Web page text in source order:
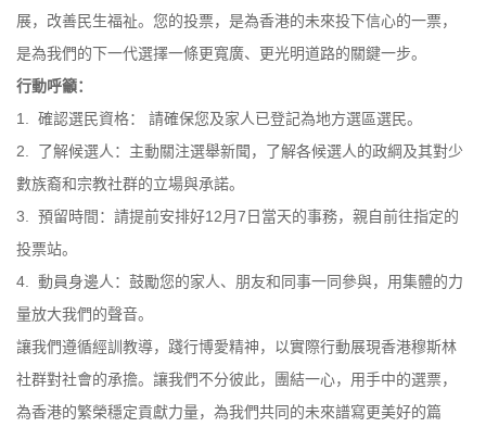
展，改善民生福祉。您的投票，是為香港的未來投下信心的一票，
是為我們的下一代選擇一條更寬廣、更光明道路的關鍵一步。
行動呼籲：
1. 確認選民資格： 請確保您及家人已登記為地方選區選民。
2. 了解候選人：主動關注選舉新聞，了解各候選人的政綱及其對少
數族裔和宗教社群的立場與承諾。
3. 預留時間：請提前安排好12月7日當天的事務，親自前往指定的
投票站。
4. 動員身邊人：鼓勵您的家人、朋友和同事一同參與，用集體的力
量放大我們的聲音。
讓我們遵循經訓教導，踐行博愛精神，以實際行動展現香港穆斯林
社群對社會的承擔。讓我們不分彼此，團結一心，用手中的選票，
為香港的繁榮穩定貢獻力量，為我們共同的未來譜寫更美好的篇